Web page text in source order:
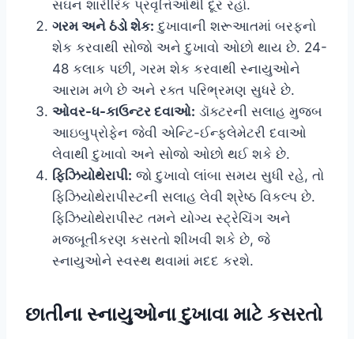
સઘન શારીરિક પ્રવૃત્તિઓથી દૂર રહો.
ગરમ અને ઠંડો શેક: દુખાવાની શરૂઆતમાં બરફનો
શેક કરવાથી સોજો અને દુખાવો ઓછો થાય છે. 24-
48 કલાક પછી, ગરમ શેક કરવાથી સ્નાયુઓને
આરામ મળે છે અને રક્ત પરિભ્રમણ સુધરે છે.
ઓવર-ધ-કાઉન્ટર દવાઓ: ડૉક્ટરની સલાહ મુજબ
આઇબુપ્રોફેન જેવી એન્ટિ-ઈન્ફ્લેમેટરી દવાઓ
લેવાથી દુખાવો અને સોજો ઓછો થઈ શકે છે.
ફિઝિયોથેરાપી: જો દુખાવો લાંબા સમય સુધી રહે, તો
ફિઝિયોથેરાપીસ્ટની સલાહ લેવી શ્રેષ્ઠ વિકલ્પ છે.
ફિઝિયોથેરાપીસ્ટ તમને યોગ્ય સ્ટ્રેચિંગ અને
મજબૂતીકરણ કસરતો શીખવી શકે છે, જે
સ્નાયુઓને સ્વસ્થ થવામાં મદદ કરશે.
છાતીના સ્નાયુઓના દુખાવા માટે કસરતો